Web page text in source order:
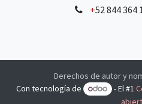
+52 844 364
Derechos de autor y
Con tecnología de
- El #1